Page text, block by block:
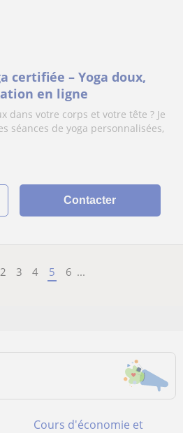
certifiée – Yoga doux,
en ligne
dans votre corps et votre tête ? Je
séances de yoga personnalisées,
Contacter
2 3 4 5 6 ...
Cours d'économie et